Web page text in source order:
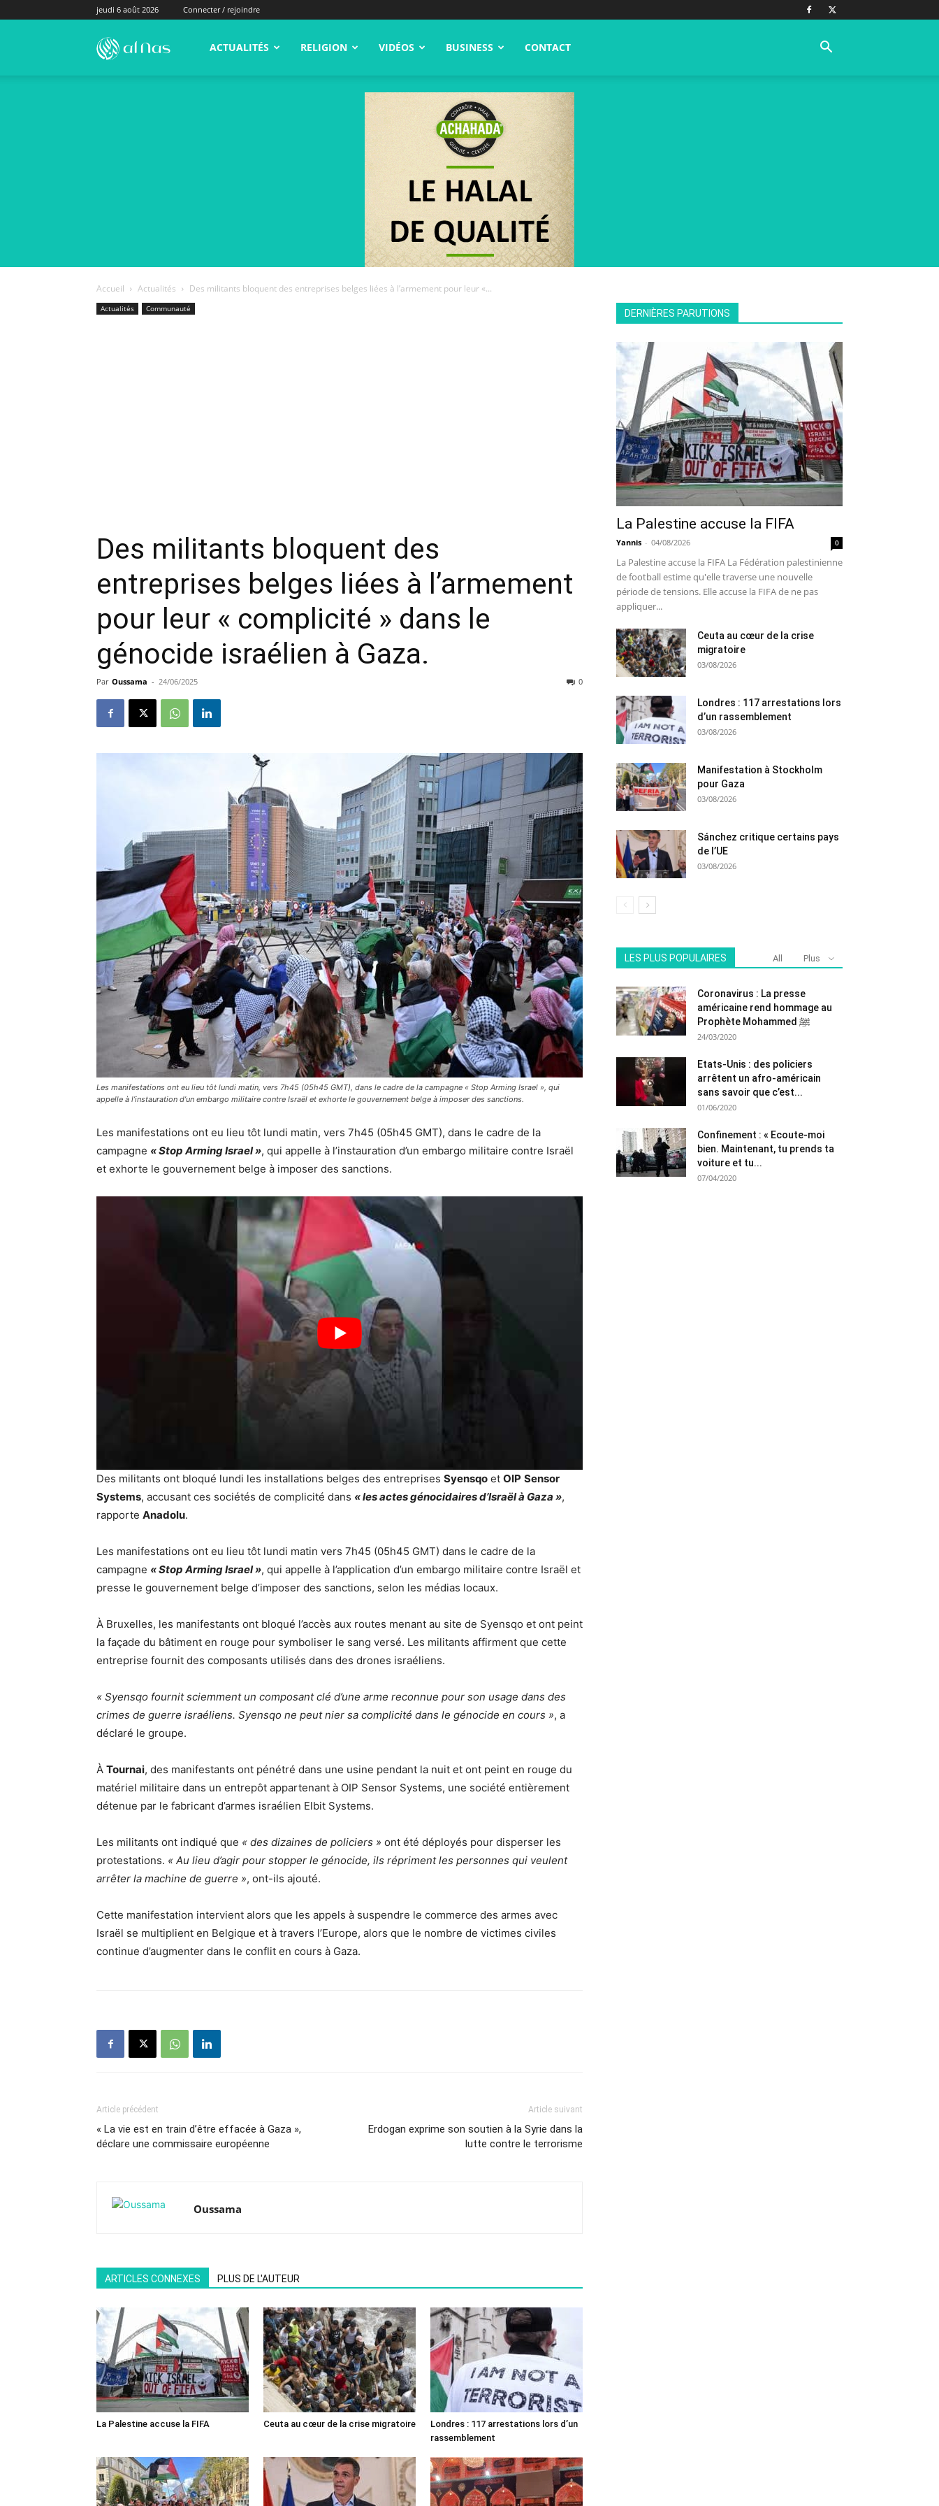
jeudi 6 août 2026 Connecter / rejoindre
alNas.fr ACTUALITÉS RELIGION VIDÉOS BUSINESS CONTACT
Accueil Actualités Des militants bloquent des entreprises belges liées à l’armement pour leur «...
Actualités Communauté
Des militants bloquent des
entreprises belges liées à l’armement
pour leur « complicité » dans le
génocide israélien à Gaza.
Par Oussama - 24/06/2025 0
Les manifestations ont eu lieu tôt lundi matin, vers 7h45 (05h45 GMT), dans le cadre de la campagne « Stop Arming Israel », qui
appelle à l’instauration d’un embargo militaire contre Israël et exhorte le gouvernement belge à imposer des sanctions.
Les manifestations ont eu lieu tôt lundi matin, vers 7h45 (05h45 GMT), dans le cadre de la
campagne « Stop Arming Israel », qui appelle à l’instauration d’un embargo militaire contre Israël
et exhorte le gouvernement belge à imposer des sanctions.
Des militants ont bloqué lundi les installations belges des entreprises Syensqo et OIP Sensor
Systems, accusant ces sociétés de complicité dans « les actes génocidaires d’Israël à Gaza »,
rapporte Anadolu.
Les manifestations ont eu lieu tôt lundi matin vers 7h45 (05h45 GMT) dans le cadre de la
campagne « Stop Arming Israel », qui appelle à l’application d’un embargo militaire contre Israël et
presse le gouvernement belge d’imposer des sanctions, selon les médias locaux.
À Bruxelles, les manifestants ont bloqué l’accès aux routes menant au site de Syensqo et ont peint
la façade du bâtiment en rouge pour symboliser le sang versé. Les militants affirment que cette
entreprise fournit des composants utilisés dans des drones israéliens.
« Syensqo fournit sciemment un composant clé d’une arme reconnue pour son usage dans des
crimes de guerre israéliens. Syensqo ne peut nier sa complicité dans le génocide en cours », a
déclaré le groupe.
À Tournai, des manifestants ont pénétré dans une usine pendant la nuit et ont peint en rouge du
matériel militaire dans un entrepôt appartenant à OIP Sensor Systems, une société entièrement
détenue par le fabricant d’armes israélien Elbit Systems.
Les militants ont indiqué que « des dizaines de policiers » ont été déployés pour disperser les
protestations. « Au lieu d’agir pour stopper le génocide, ils répriment les personnes qui veulent
arrêter la machine de guerre », ont-ils ajouté.
Cette manifestation intervient alors que les appels à suspendre le commerce des armes avec
Israël se multiplient en Belgique et à travers l’Europe, alors que le nombre de victimes civiles
continue d’augmenter dans le conflit en cours à Gaza.
Article précédent
« La vie est en train d’être effacée à Gaza »,
déclare une commissaire européenne
Article suivant
Erdogan exprime son soutien à la Syrie dans la
lutte contre le terrorisme
Oussama
ARTICLES CONNEXES PLUS DE L'AUTEUR
La Palestine accuse la FIFA Ceuta au cœur de la crise migratoire
Londres : 117 arrestations lors d’un
rassemblement
DERNIÈRES PARUTIONS
La Palestine accuse la FIFA
Yannis - 04/08/2026 0
La Palestine accuse la FIFA La Fédération palestinienne
de football estime qu'elle traverse une nouvelle
période de tensions. Elle accuse la FIFA de ne pas
appliquer...
Ceuta au cœur de la crise
migratoire
03/08/2026
Londres : 117 arrestations lors
d’un rassemblement
03/08/2026
Manifestation à Stockholm
pour Gaza
03/08/2026
Sánchez critique certains pays
de l’UE
03/08/2026
LES PLUS POPULAIRES All Plus
Coronavirus : La presse
américaine rend hommage au
Prophète Mohammed ﷺ
24/03/2020
Etats-Unis : des policiers
arrêtent un afro-américain
sans savoir que c’est...
01/06/2020
Confinement : « Ecoute-moi
bien. Maintenant, tu prends ta
voiture et tu...
07/04/2020